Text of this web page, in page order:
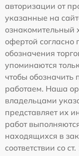
авторизации от
указанные на
ознакомительный
офертой согласно
обозначения
упоминаются
чтобы обозначить
работаем. Наша
владельцами
представляет их
работ
находящихся в
соответствии со